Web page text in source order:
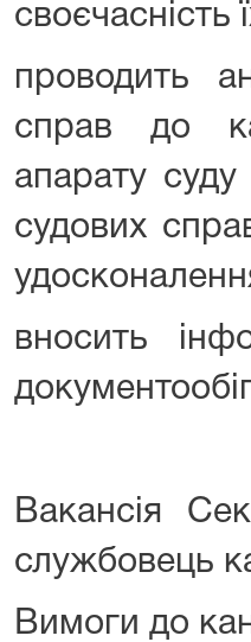
проводить
справ до
апарату
судових
вносить
Вакансія
службовець
Вимоги до